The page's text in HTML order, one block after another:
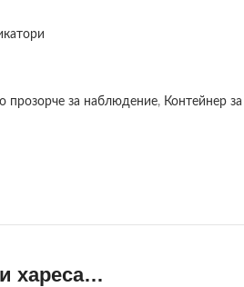
прозорче за наблюдение, Контейнер
хареса…